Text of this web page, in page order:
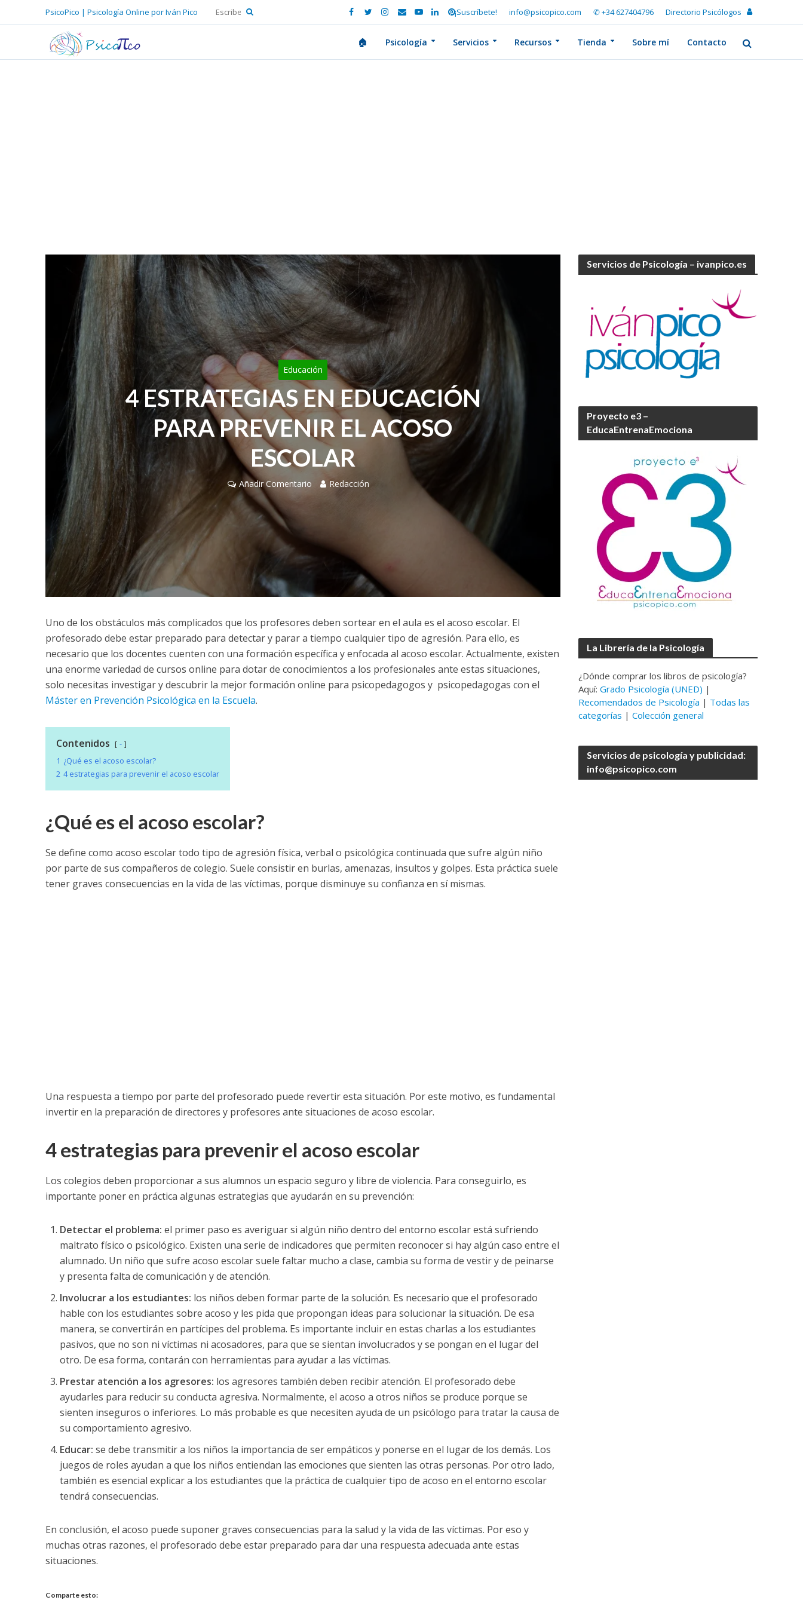
PsicoPico | Psicología Online por Iván Pico ¡Suscríbete! info@psicopico.com ✆ +34 627404796 Directorio Psicólogos
🏠 Psicología Servicios Recursos Tienda Sobre mí Contacto
Educación
4 ESTRATEGIAS EN EDUCACIÓN
PARA PREVENIR EL ACOSO
ESCOLAR
Añadir Comentario Redacción
Uno de los obstáculos más complicados que los profesores deben sortear en el aula es el acoso escolar. El
profesorado debe estar preparado para detectar y parar a tiempo cualquier tipo de agresión. Para ello, es
necesario que los docentes cuenten con una formación específica y enfocada al acoso escolar. Actualmente, existen
una enorme variedad de cursos online para dotar de conocimientos a los profesionales ante estas situaciones,
solo necesitas investigar y descubrir la mejor formación online para psicopedagogos y psicopedagogas con el
Máster en Prevención Psicológica en la Escuela.
Contenidos
-
1 ¿Qué es el acoso escolar?
2 4 estrategias para prevenir el acoso escolar
¿Qué es el acoso escolar?
Se define como acoso escolar todo tipo de agresión física, verbal o psicológica continuada que sufre algún niño
por parte de sus compañeros de colegio. Suele consistir en burlas, amenazas, insultos y golpes. Esta práctica suele
tener graves consecuencias en la vida de las víctimas, porque disminuye su confianza en sí mismas.
Una respuesta a tiempo por parte del profesorado puede revertir esta situación. Por este motivo, es fundamental
invertir en la preparación de directores y profesores ante situaciones de acoso escolar.
4 estrategias para prevenir el acoso escolar
Los colegios deben proporcionar a sus alumnos un espacio seguro y libre de violencia. Para conseguirlo, es
importante poner en práctica algunas estrategias que ayudarán en su prevención:
Detectar el problema: el primer paso es averiguar si algún niño dentro del entorno escolar está sufriendo
maltrato físico o psicológico. Existen una serie de indicadores que permiten reconocer si hay algún caso entre el
alumnado. Un niño que sufre acoso escolar suele faltar mucho a clase, cambia su forma de vestir y de peinarse
y presenta falta de comunicación y de atención.
Involucrar a los estudiantes: los niños deben formar parte de la solución. Es necesario que el profesorado
hable con los estudiantes sobre acoso y les pida que propongan ideas para solucionar la situación. De esa
manera, se convertirán en partícipes del problema. Es importante incluir en estas charlas a los estudiantes
pasivos, que no son ni víctimas ni acosadores, para que se sientan involucrados y se pongan en el lugar del
otro. De esa forma, contarán con herramientas para ayudar a las víctimas.
Prestar atención a los agresores: los agresores también deben recibir atención. El profesorado debe
ayudarles para reducir su conducta agresiva. Normalmente, el acoso a otros niños se produce porque se
sienten inseguros o inferiores. Lo más probable es que necesiten ayuda de un psicólogo para tratar la causa de
su comportamiento agresivo.
Educar: se debe transmitir a los niños la importancia de ser empáticos y ponerse en el lugar de los demás. Los
juegos de roles ayudan a que los niños entiendan las emociones que sienten las otras personas. Por otro lado,
también es esencial explicar a los estudiantes que la práctica de cualquier tipo de acoso en el entorno escolar
tendrá consecuencias.
En conclusión, el acoso puede suponer graves consecuencias para la salud y la vida de las víctimas. Por eso y
muchas otras razones, el profesorado debe estar preparado para dar una respuesta adecuada ante estas
situaciones.
Comparte esto:
Servicios de Psicología – ivanpico.es
Proyecto e3 –
EducaEntrenaEmociona
La Librería de la Psicología
¿Dónde comprar los libros de psicología?
Aquí:Grado Psicología (UNED) |
Recomendados de Psicología | Todas las
categorías |Colección general
Servicios de psicología y publicidad:
info@psicopico.com